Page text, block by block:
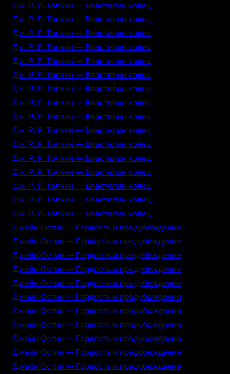
Дж. Р. Р. Толкин — Властелин колец
Дж. Р. Р. Толкин — Властелин колец
Дж. Р. Р. Толкин — Властелин колец
Дж. Р. Р. Толкин — Властелин колец
Дж. Р. Р. Толкин — Властелин колец
Дж. Р. Р. Толкин — Властелин колец
Дж. Р. Р. Толкин — Властелин колец
Дж. Р. Р. Толкин — Властелин колец
Дж. Р. Р. Толкин — Властелин колец
Дж. Р. Р. Толкин — Властелин колец
Дж. Р. Р. Толкин — Властелин колец
Дж. Р. Р. Толкин — Властелин колец
Дж. Р. Р. Толкин — Властелин колец
Дж. Р. Р. Толкин — Властелин колец
Дж. Р. Р. Толкин — Властелин колец
Дж. Р. Р. Толкин — Властелин колец
Джейн Остин — Гордость и предубеждение
Джейн Остин — Гордость и предубеждение
Джейн Остин — Гордость и предубеждение
Джейн Остин — Гордость и предубеждение
Джейн Остин — Гордость и предубеждение
Джейн Остин — Гордость и предубеждение
Джейн Остин — Гордость и предубеждение
Джейн Остин — Гордость и предубеждение
Джейн Остин — Гордость и предубеждение
Джейн Остин — Гордость и предубеждение
Джейн Остин — Гордость и предубеждение